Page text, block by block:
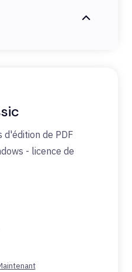
d'édition de PDF
- licence de